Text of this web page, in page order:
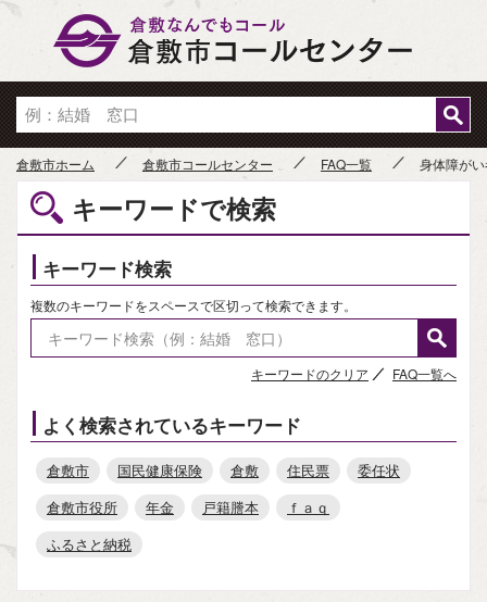
倉敷市ホーム 倉敷市コールセンター FAQ一覧 身体障が
キーワードで検索
キーワード検索
複数のキーワードをスペースで区切って検索できます。
キーワードのクリア FAQ一覧へ
よく検索されているキーワード
倉敷市 国民健康保険 倉敷 住民票
委任状
倉敷市役所
年金 戸籍謄本
ｆａｑ
ふるさと納税